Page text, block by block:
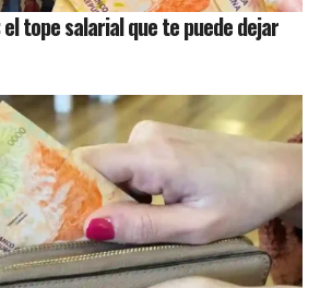
tope salarial que te puede dejar